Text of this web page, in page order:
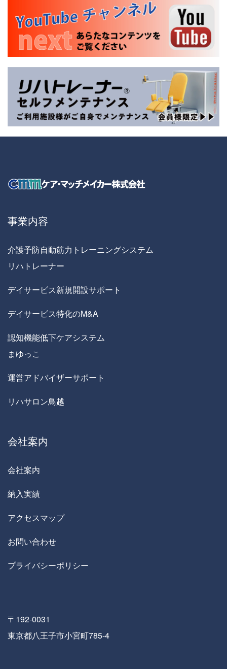
事業内容
介護予防自動筋力トレーニングシステム
リハトレーナー
デイサービス新規開設サポート
デイサービス特化のM&A
認知機能低下ケアシステム
まゆっこ
運営アドバイザーサポート
リハサロン鳥越
会社案内
会社案内
納入実績
アクセスマップ
お問い合わせ
プライバシーポリシー
〒192-0031
東京都八王子市小宮町785-4